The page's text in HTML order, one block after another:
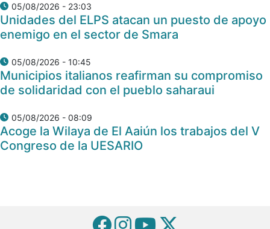
05/08/2026 - 23:03
Unidades del ELPS atacan un puesto de apoyo
enemigo en el sector de Smara
05/08/2026 - 10:45
Municipios italianos reafirman su compromiso
de solidaridad con el pueblo saharaui
05/08/2026 - 08:09
Acoge la Wilaya de El Aaiún los trabajos del V
Congreso de la UESARIO